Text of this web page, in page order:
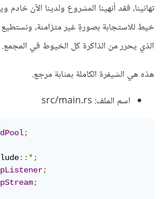
تهانينا، فقد أنهينا المشروع ولدينا الآن
خيط للاستجابة بصورةٍ غير متزامنة،
الذي يحرر من الذاكرة كل الخيوط في المجمع.
هذه هي الشيفرة الكاملة بمثابة مرجع.
اسم الملف: src/main.rs
;
::*;
;
;